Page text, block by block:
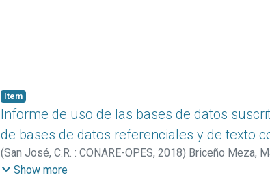
Item
Informe de uso de las bases de datos
de bases de datos referenciales y de texto
(San José, C.R. : CONARE-OPES, 2018) Briceño Meza,
Aguirre Guadamuz, Heidy
Show more